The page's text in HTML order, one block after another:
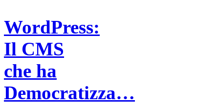
WordPress:
Il CMS
che ha
Democratizza…